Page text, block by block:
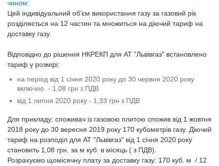
чином:
Цей індивідуальний об’єм використання газу за газовий рік
розділяється на 12 частин та множиться на діючий тариф на
доставку газу.
Відповідно до рішення НКРЕКП для АТ "Львівгаз" встановлено
тариф у розмірі:
на період від 1 січня 2020 року до 30 червня 2020 року
включно - 1,08 грн з ПДВ
від 1 липня 2020 року - 1,33 грн з ПДВ
Для прикладу: споживач із газовою плитою спожив від 1 жовтня
2018 року до 30 вересня 2019 року 170 кубометрів газу. Діючий
тариф на розподіл для АТ "Львівгаз" від 1 січня 2020 року
становить 1,08 грн. за м куб. в місяць ( з ПДВ).
Розрахуємо щомісячну плату за доставку газу: 170 куб. м / 12